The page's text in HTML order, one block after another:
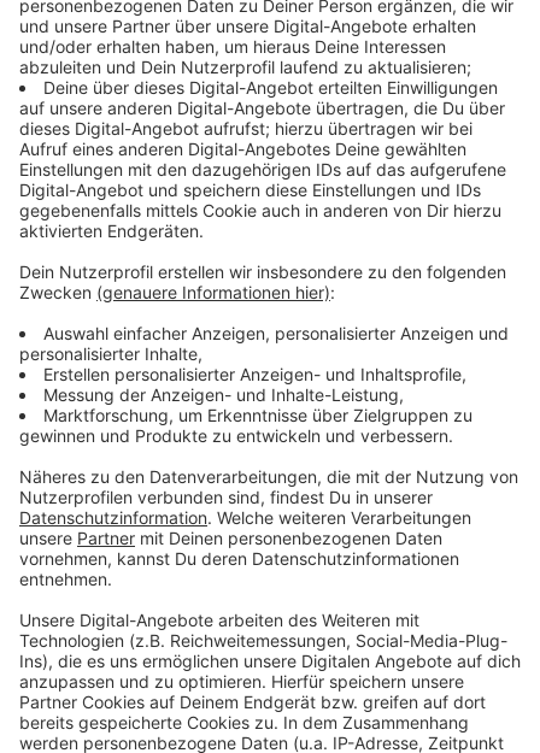
Innenstadt. Stadt und Polizei hatten hier zuletzt
vermehrt Temposünder registriert – das sei eine
Gefahr für den Straßenverkehr, heißt es. Demnächst
soll es noch einen weiteren Blitzer in Schlebusch
geben. Die Arbeiten an der Oulu-Straße hatten sich
zuletzt wegen der Witterung verzögert.
Anzeige
Weitere Meldungen aus Leverkusen
Anzeige
wupsi, Klinikum, Stadt: am Dienstag Warnstreik in
Leverkusen
Unfälle von Kleinkindern: Kurse für Leverkusener Eltern
Galeria-Filiale in Leverkusen: kommt Modehaus
aachener?
Anzeige